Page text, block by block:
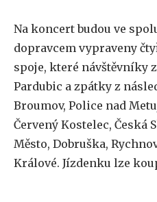
Na koncert budou ve
dopravcem vypraveny
spoje, které návštěvníky
Pardubic a zpátky z
Broumov, Police nad
Červený Kostelec, Česká
Město, Dobruška,
Králové. Jízdenku lze